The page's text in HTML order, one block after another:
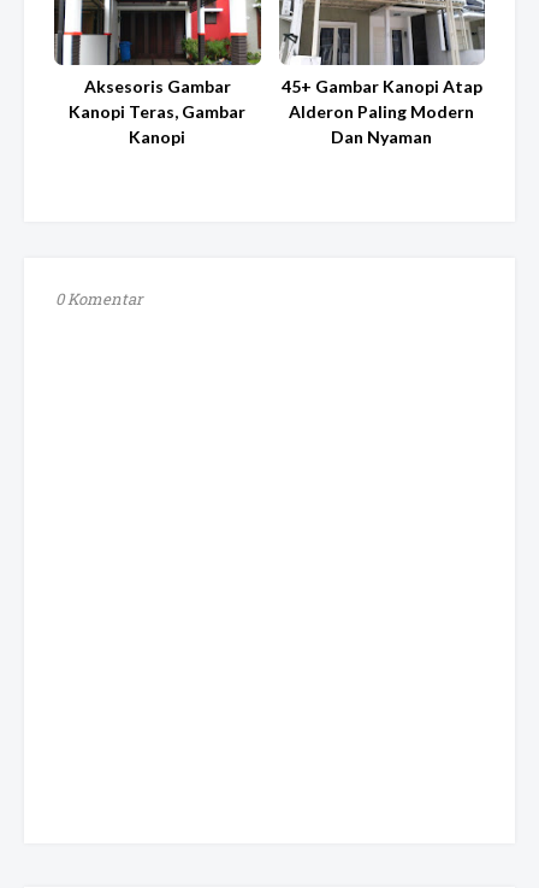
Aksesoris Gambar
Kanopi Teras, Gambar
Kanopi
45+ Gambar Kanopi Atap
Alderon Paling Modern
Dan Nyaman
0 Komentar